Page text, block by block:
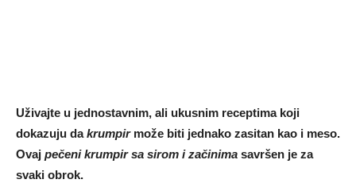
Uživajte u jednostavnim, ali ukusnim receptima koji
dokazuju dakrumpirmože biti jednako zasitan kao i meso.
Ovaj pečeni krumpir sa sirom i začinima savršen je za
svaki obrok.